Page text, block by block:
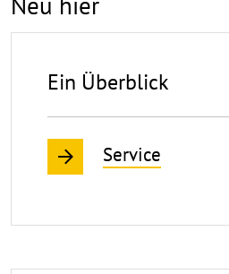
Ein Überblick
Service